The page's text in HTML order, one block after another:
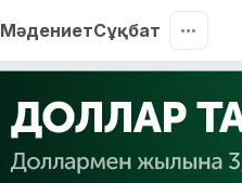
МәдениетСұқбат